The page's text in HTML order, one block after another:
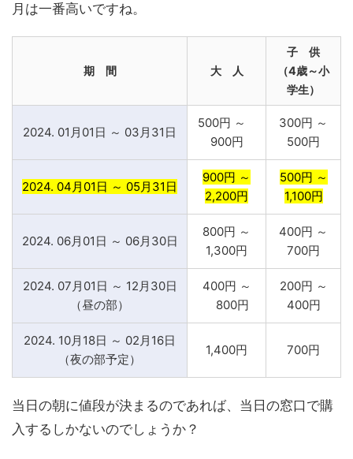
月は一番高いですね。
期 間 大 人
子 供
（4歳～小
学生）
2024. 01月01日 ～ 03月31日
500円 ～
900円
300円 ～
500円
2024. 04月01日 ～ 05月31日
900円 ～
2,200円
500円 ～
1,100円
2024. 06月01日 ～ 06月30日
800円 ～
1,300円
400円 ～
700円
2024. 07月01日 ～ 12月30日
（昼の部）
400円 ～
800円
200円 ～
400円
2024. 10月18日 ～ 02月16日
（夜の部予定）
1,400円 700円
当日の朝に値段が決まるのであれば、当日の窓口で購
入するしかないのでしょうか？